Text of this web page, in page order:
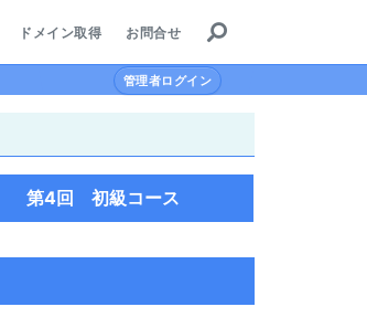
ドメイン取得 お問合せ
管理者ログイン
第4回 初級コース
HOME
審査について
ドメイン取得